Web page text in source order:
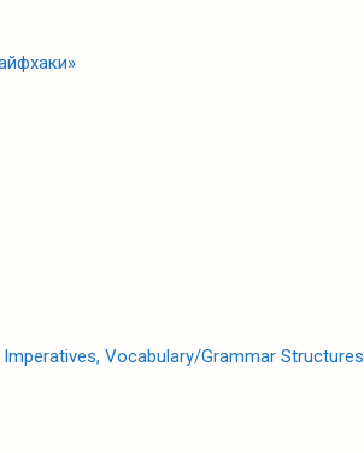
Vocabulary/Grammar Structures